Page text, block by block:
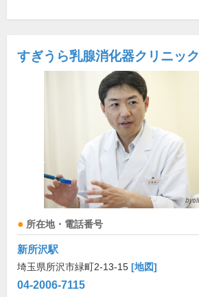
すぎうら乳腺消化器クリニック
所在地・電話番号
新所沢駅
埼玉県所沢市緑町2-13-15 [地図]
04-2006-7115